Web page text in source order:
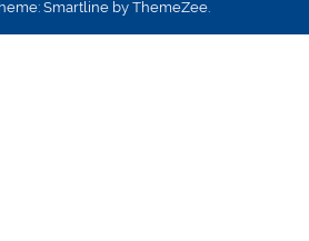
Smartline by ThemeZee.